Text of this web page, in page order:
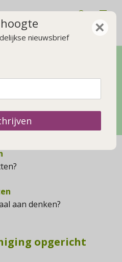
vereniging
stichting of vereniging wilt
voor stichtingen en
aan denken?
opgericht
×
nieuwsbrief